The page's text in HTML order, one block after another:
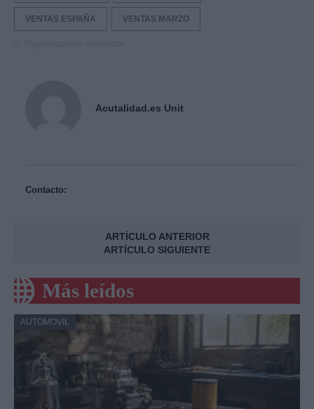
VENTAS ESPAÑA VENTAS MARZO
Acutalidad.es Unit
Contacto:
ARTÍCULO ANTERIOR
ARTÍCULO SIGUIENTE
Más leídos
AUTOMOVIL